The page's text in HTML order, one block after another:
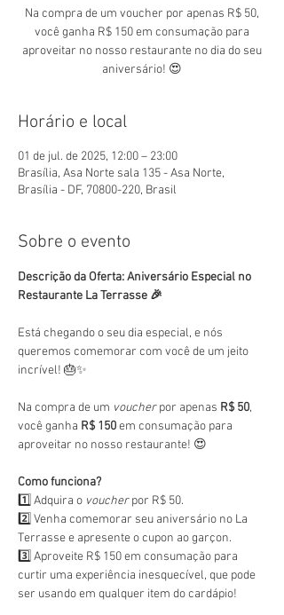
Na compra de um voucher por apenas R$ 50,
você ganha R$ 150 em consumação para
aproveitar no nosso restaurante no dia do seu
aniversário! 😍
Horário e local
01 de jul. de 2025, 12:00 – 23:00
Brasília, Asa Norte sala 135 - Asa Norte,
Brasília - DF, 70800-220, Brasil
Sobre o evento
Descrição da Oferta: Aniversário Especial no
Restaurante La Terrasse 🎉
Está chegando o seu dia especial, e nós
queremos comemorar com você de um jeito
incrível! 🎂✨
Na compra de um voucher por apenas R$ 50,
você ganha R$ 150 em consumação para
aproveitar no nosso restaurante! 😍
Como funciona?
1️⃣ Adquira o voucher por R$ 50.
2️⃣ Venha comemorar seu aniversário no La
Terrasse e apresente o cupon ao garçon.
3️⃣ Aproveite R$ 150 em consumação para
curtir uma experiência inesquecível, que pode
ser usando em qualquer item do cardápio!